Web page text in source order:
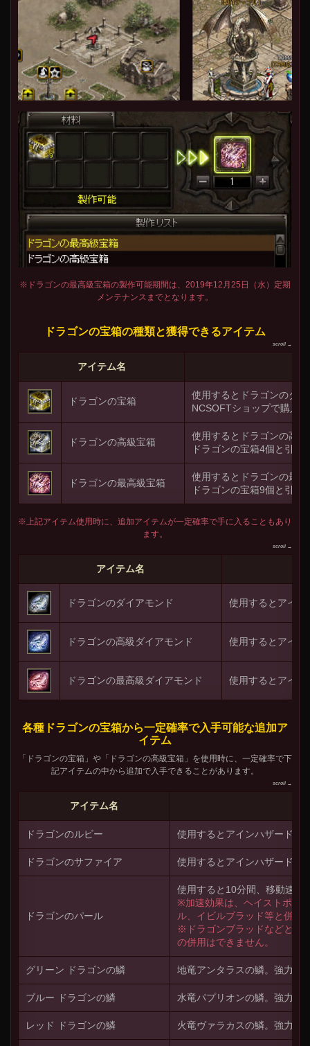
※ドラゴンの最高級宝箱の製作可能期間は、2019年12月25日（水）定期
メンテナンスまでとなります。
ドラゴンの宝箱の種類と獲得できるアイテム
アイテム名
ドラゴンの宝箱
使用するとドラゴンのダ
NCSOFTショップで購入
ドラゴンの高級宝箱
使用するとドラゴンの高
ドラゴンの宝箱4個と引き
ドラゴンの最高級宝箱
使用するとドラゴンの最
ドラゴンの宝箱9個と引き
※上記アイテム使用時に、追加アイテムが一定確率で手に入ることもあり
ます。
アイテム名
ドラゴンのダイアモンド 使用するとアイン
ドラゴンの高級ダイアモンド 使用するとアイン
ドラゴンの最高級ダイアモンド 使用するとアイン
各種ドラゴンの宝箱から一定確率で入手可能な追加ア
イテム
「ドラゴンの宝箱」や「ドラゴンの高級宝箱」を使用時に、一定確率で下
記アイテムの中から追加で入手できることがあります。
アイテム名
ドラゴンのルビー 使用するとアインハザードの
ドラゴンのサファイア 使用するとアインハザードの
ドラゴンのパール
使用すると10分間、移動速度
※加速効果は、ヘイストポー
ル、イビルブラッド等と併用
※ドラゴンブラッドなどとい
の併用はできません。
グリーン ドラゴンの鱗 地竜アンタラスの鱗。強力な
ブルー ドラゴンの鱗 水竜パプリオンの鱗。強力な
レッド ドラゴンの鱗 火竜ヴァラカスの鱗。強力な